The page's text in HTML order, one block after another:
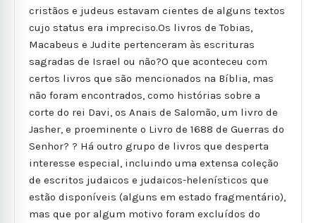
cristãos e judeus estavam cientes de alguns textos
cujo status era impreciso.Os livros de Tobias,
Macabeus e Judite pertenceram às escrituras
sagradas de Israel ou não?O que aconteceu com
certos livros que são mencionados na Bíblia, mas
não foram encontrados, como histórias sobre a
corte do rei Davi, os Anais de Salomão, um livro de
Jasher, e proeminente o Livro de 1688 de Guerras do
Senhor? ? Há outro grupo de livros que desperta
interesse especial, incluindo uma extensa coleção
de escritos judaicos e judaicos-helenísticos que
estão disponíveis (alguns em estado fragmentário),
mas que por algum motivo foram excluídos do